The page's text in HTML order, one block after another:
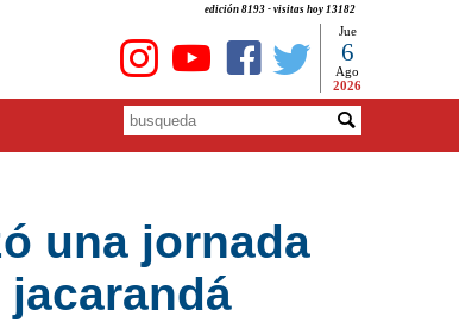
edición 8193 - visitas hoy 13182
Jue
6
Ago
2026
una jornada